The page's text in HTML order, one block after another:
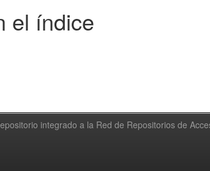
el índice
integrado a la Red de Repositorios de